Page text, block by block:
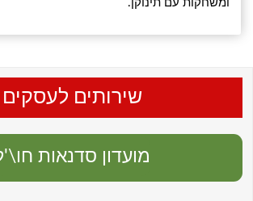
ומשחקות עם תינוקן.
שירותים לעסקים
מועדון סדנאות